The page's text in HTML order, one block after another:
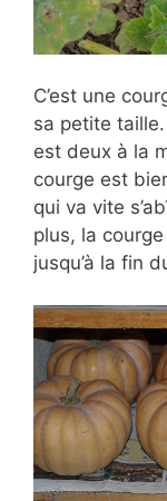
C’est une
sa petite taille.
est deux à la
courge est
qui va vite
plus, la
jusqu’à la fin